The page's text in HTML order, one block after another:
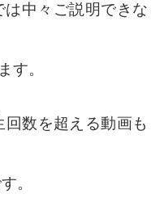
中々ご説明できな
す。
数を超える動画も
。